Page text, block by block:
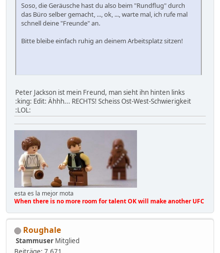
Soso, die Geräusche hast du also beim "Rundflug" durch
das Büro selber gemacht, ..., ok, ..., warte mal, ich rufe mal
schnell deine "Freunde" an.
Bitte bleibe einfach ruhig an deinem Arbeitsplatz sitzen!
Peter Jackson ist mein Freund, man sieht ihn hinten links
:king: Edit: Ähhh... RECHTS! Scheiss Ost-West-Schwierigkeit
:LOL:
esta es la mejor mota
When there is no more room for talent OK will make another UFC
Roughale
Stammuser Mitglied